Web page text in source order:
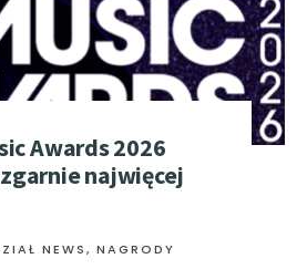
Awards 2026
najwięcej
NEWS, NAGRODY